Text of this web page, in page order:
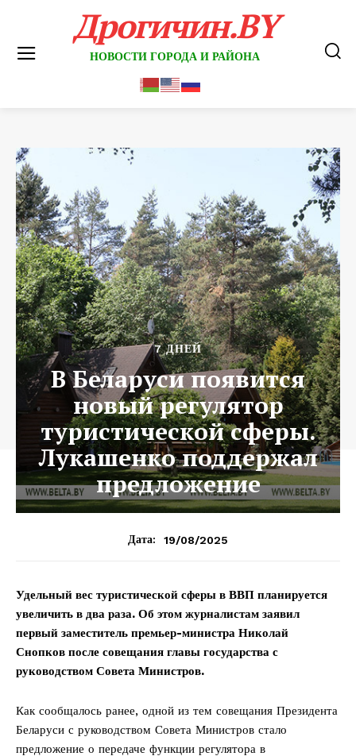
Дрогичин.BY
НОВОСТИ ГОРОДА И РАЙОНА
7 ДНЕЙ
В Беларуси появится
новый регулятор
туристической сферы.
Лукашенко поддержал
предложение
Дата: 19/08/2025
Удельный вес туристической сферы в ВВП планируется
увеличить в два раза. Об этом журналистам заявил
первый заместитель премьер-министра Николай
Снопков после совещания главы государства с
руководством Совета Министров.
Как сообщалось ранее, одной из тем совещания Президента
Беларуси с руководством Совета Министров стало
предложение о передаче функции регулятора в